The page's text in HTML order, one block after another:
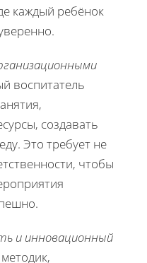
каждый ребёнок
воспитатель
создавать
Это требует не
чтобы
и инновационный